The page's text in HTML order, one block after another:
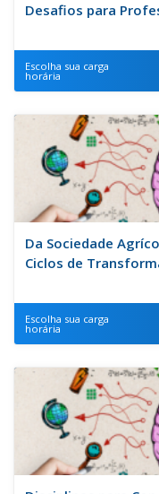
Desafios para
Escolha sua carga
horária
Da Sociedade
Ciclos de
Escolha sua carga
horária